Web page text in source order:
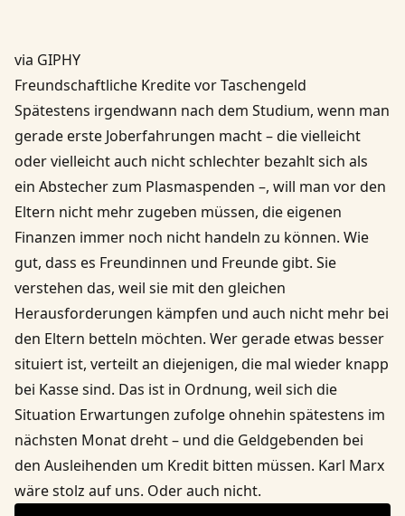
via GIPHY
Freundschaftliche Kredite vor Taschengeld
Spätestens irgendwann nach dem Studium, wenn man
gerade erste Joberfahrungen macht – die vielleicht
oder vielleicht auch nicht schlechter bezahlt sich als
ein Abstecher zum Plasmaspenden –, will man vor den
Eltern nicht mehr zugeben müssen, die eigenen
Finanzen immer noch nicht handeln zu können. Wie
gut, dass es Freundinnen und Freunde gibt. Sie
verstehen das, weil sie mit den gleichen
Herausforderungen kämpfen und auch nicht mehr bei
den Eltern betteln möchten. Wer gerade etwas besser
situiert ist, verteilt an diejenigen, die mal wieder knapp
bei Kasse sind. Das ist in Ordnung, weil sich die
Situation Erwartungen zufolge ohnehin spätestens im
nächsten Monat dreht – und die Geldgebenden bei
den Ausleihenden um Kredit bitten müssen. Karl Marx
wäre stolz auf uns. Oder auch nicht.